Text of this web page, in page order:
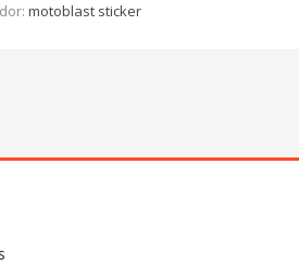
motoblast sticker